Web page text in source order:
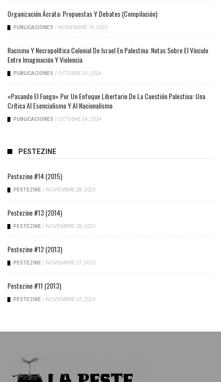
Organización Ácrata: Propuestas Y Debates (compilación)
PUBLICACIONES / NOVIEMBRE 19, 2023
Racismo Y Necropolítica Colonial De Israel En Palestina: Notas Sobre El Vínculo
Entre Imaginación Y Violencia
PUBLICACIONES / OCTUBRE 24, 2024
«Pasando El Fuego» Por Un Enfoque Libertario De La Cuestión Palestina: Una
Crítica Al Esencialismo Y Al Nacionalismo
PUBLICACIONES / OCTUBRE 24, 2024
PESTEZINE
Pestezine #14 (2015)
PESTEZINE / NOVIEMBRE 28, 2023
Pestezine #13 (2014)
PESTEZINE / NOVIEMBRE 28, 2023
Pestezine #12 (2013)
PESTEZINE / NOVIEMBRE 27, 2023
Pestezine #11 (2013)
PESTEZINE / NOVIEMBRE 22, 2023